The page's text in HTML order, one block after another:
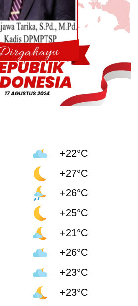
+22°C
+27°C
+26°C
+25°C
+21°C
+26°C
+23°C
+23°C